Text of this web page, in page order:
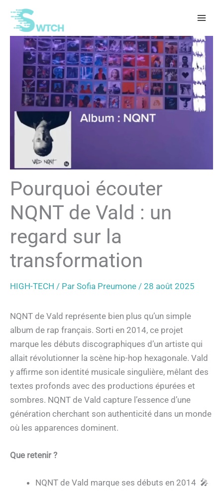
contenu
Pourquoi écouter
NQNT de Vald : un
regard sur la
transformation
HIGH-TECH / Par Sofia Preumone / 28 août 2025
NQNT de Vald représente bien plus qu’un simple
album de rap français. Sorti en 2014, ce projet
marque les débuts discographiques d’un artiste qui
allait révolutionner la scène hip-hop hexagonale. Vald
y affirme son identité musicale singulière, mêlant des
textes profonds avec des productions épurées et
sombres. NQNT de Vald capture l’essence d’une
génération cherchant son authenticité dans un monde
où les apparences dominent.
Que retenir ?
NQNT de Vald marque ses débuts en 2014 🎤